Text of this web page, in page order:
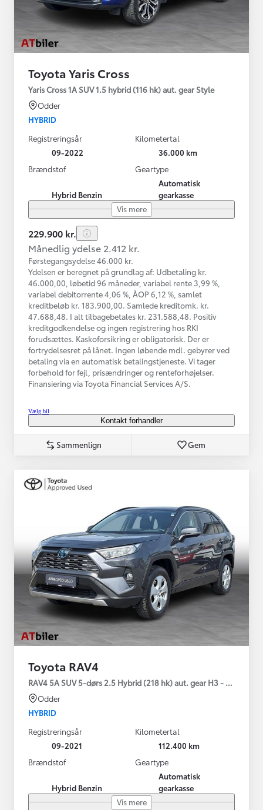
Toyota Yaris Cross
Yaris Cross 1A SUV 1.5 hybrid (116 hk) aut. gear Style
Odder
HYBRID
Registreringsår
09-2022
Kilometertal
36.000 km
Brændstof
Hybrid Benzin
Geartype
Automatisk
gearkasse
Vis mere
229.900 kr.
Månedlig ydelse 2.412 kr.
Førstegangsydelse 46.000 kr.
Ydelsen er beregnet på grundlag af: Udbetaling kr.
46.000,00, løbetid 96 måneder, variabel rente 3,99 %,
variabel debitorrente 4,06 %, ÅOP 6,12 %, samlet
kreditbeløb kr. 183.900,00. Samlede kreditomk. kr.
47.688,48. I alt tilbagebetales kr. 231.588,48. Positiv
kreditgodkendelse og ingen registrering hos RKI
forudsættes. Kaskoforsikring er obligatorisk. Der er
fortrydelsesret på lånet. Ingen løbende mdl. gebyrer ved
betaling via en automatisk betalingstjeneste. Vi tager
forbehold for fejl, prisændringer og renteforhøjelser.
Finansiering via Toyota Financial Services A/S.
Vælg bil
Kontakt forhandler
Sammenlign Gem
Toyota RAV4
RAV4 5A SUV 5-dørs 2.5 Hybrid (218 hk) aut. gear H3 - Comfort
Odder
HYBRID
Registreringsår
09-2021
Kilometertal
112.400 km
Brændstof
Hybrid Benzin
Geartype
Automatisk
gearkasse
Vis mere